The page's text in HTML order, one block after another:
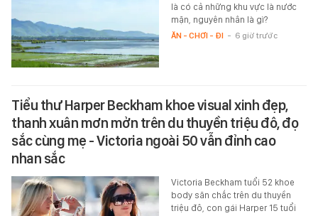
là có cả những khu vực là nước
mặn, nguyên nhân là gì?
ĂN - CHƠI - ĐI - 6 giờ trước
Tiểu thư Harper Beckham khoe visual xinh đẹp,
thanh xuân mơn mởn trên du thuyền triệu đô, đọ
sắc cùng mẹ - Victoria ngoài 50 vẫn đỉnh cao
nhan sắc
Victoria Beckham tuổi 52 khoe
body săn chắc trên du thuyền
triệu đô, con gái Harper 15 tuổi